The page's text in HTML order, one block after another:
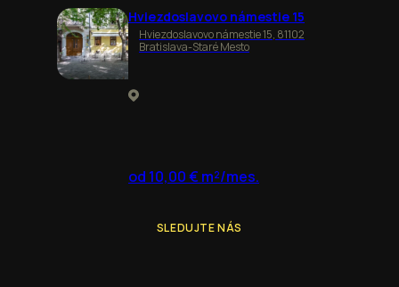
Hviezdoslavovo námestie 15
Hviezdoslavovo námestie 15, 81102
Bratislava-Staré Mesto
od 10,00 € m²/mes.
SLEDUJTE NÁS